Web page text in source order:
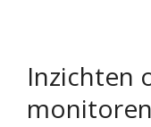
Inzichten
monitoren